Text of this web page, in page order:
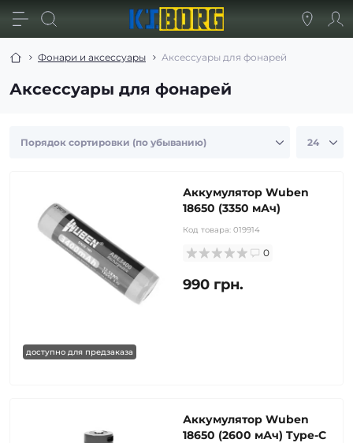
Фонари и аксессуары Аксессуары для фонарей
Аксессуары для фонарей
доступно для предзаказа
Аккумулятор Wuben
18650 (3350 мАч)
Код товара: 019914
0
990 грн.
Аккумулятор Wuben
18650 (2600 мАч) Type-C